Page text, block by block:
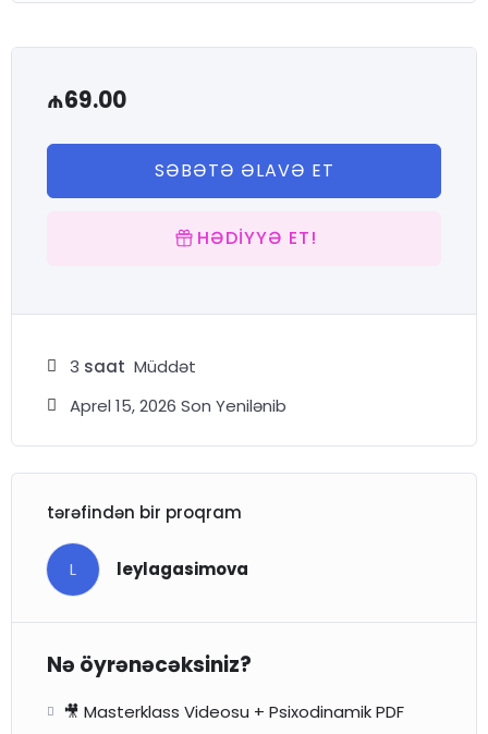
tempinizlə işləyə bilərsiniz.
₼69.00
SƏBƏTƏ ƏLAVƏ ET
HƏDIYYƏ ET!
3 saat Müddət
Aprel 15, 2026 Son Yenilənib
tərəfindən bir proqram
L leylagasimova
Nə öyrənəcəksiniz?
🎥 Masterklass Videosu + Psixodinamik PDF